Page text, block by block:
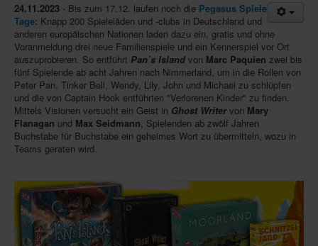
SpieleMag
Infos
Shop
Download spielbox Special 2025
Newsletter
Spieledatenbank
Neuheiten-New Games
Köpfe-Heads
Preise-Awards
24.11.2023 - Bis zum 17.12. laufen noch die Pegasus Spiele
Tage: Knapp 200 Spieleläden und -clubs in Deutschland und
anderen europäischen Nationen laden dazu ein, gratis und ohne
Voranmeldung drei neue Familienspiele und ein Kennerspiel vor Ort
auszuprobieren. So entführt Pan’s Islandvon Marc Paquien zwei bis
fünf Spielende ab acht Jahren nach Nimmerland, um in die Rollen von
Peter Pan, Tinker Bell, Wendy, Lily, John und Michael zu schlüpfen
und die von Captain Hook entführten "Verlorenen Kinder" zu finden.
Mittels Visionen versucht ein Geist in Ghost Writervon Mary
Flanagan und Max Seidmann, Spielenden ab zwölf Jahren
Buchstabe für Buchstabe ein geheimes Wort zu übermitteln, wozu in
Teams geraten wird.